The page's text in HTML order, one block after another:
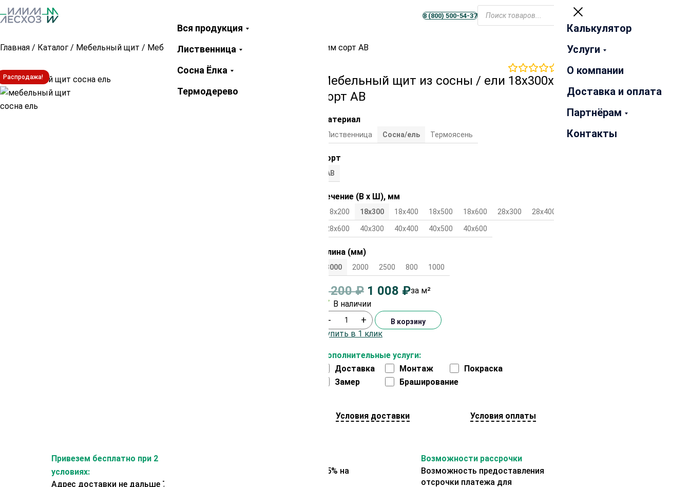
Телеграм
MAX8 (800) 500-54-37
Закрыть
Калькулятор
Услуги
О компании
Доставка и оплата
Партнёрам
Контакты
Закрыть
Вся продукция
Лиственница
Сосна Ёлка
Термодерево
Главная / Каталог / Мебельный щит / Мебельный щит из сосны / ели 18х300х3000 мм сорт АВ
отзывов
Распродажа!
Мебельный щит из сосны / ели 18х300х3000 мм
сорт АВ
Материал
Лиственница Сосна/ель Термоясень
Сорт
АВ
Сечение (В х Ш), мм
18х200 18х300 18х400 18х500 18х600 28х300 28х400
28х600 40х300 40х400 40х500 40х600
Длина (мм)
3000 2000 2500 800 1000
1 200₽ 1 008 ₽за м²
В наличии
Дополнительные услуги:
Доставка
Монтаж
Покраска
Замер
Браширование
- + В корзину
Купить в 1 клик
Условия доставки Условия оплаты
Привезем бесплатно при 2
условиях:
Адрес доставки не дальше 70 км
Представляем скидку 5% на
Возможности рассрочки
Возможность предоставления
отсрочки платежа для